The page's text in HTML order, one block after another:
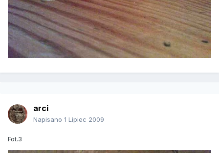
arci
Napisano 1 Lipiec 2009
Fot.3